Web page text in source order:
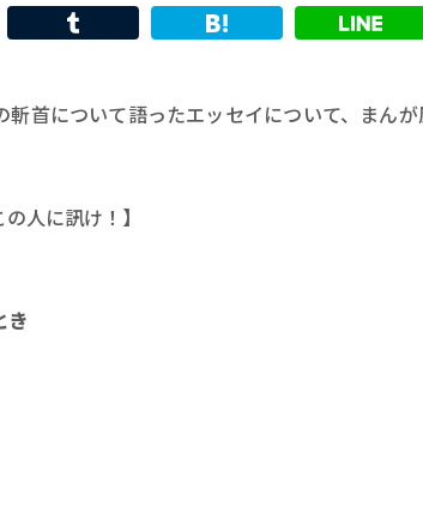
首について語ったエッセイについて、まん
人に訊け！】
き